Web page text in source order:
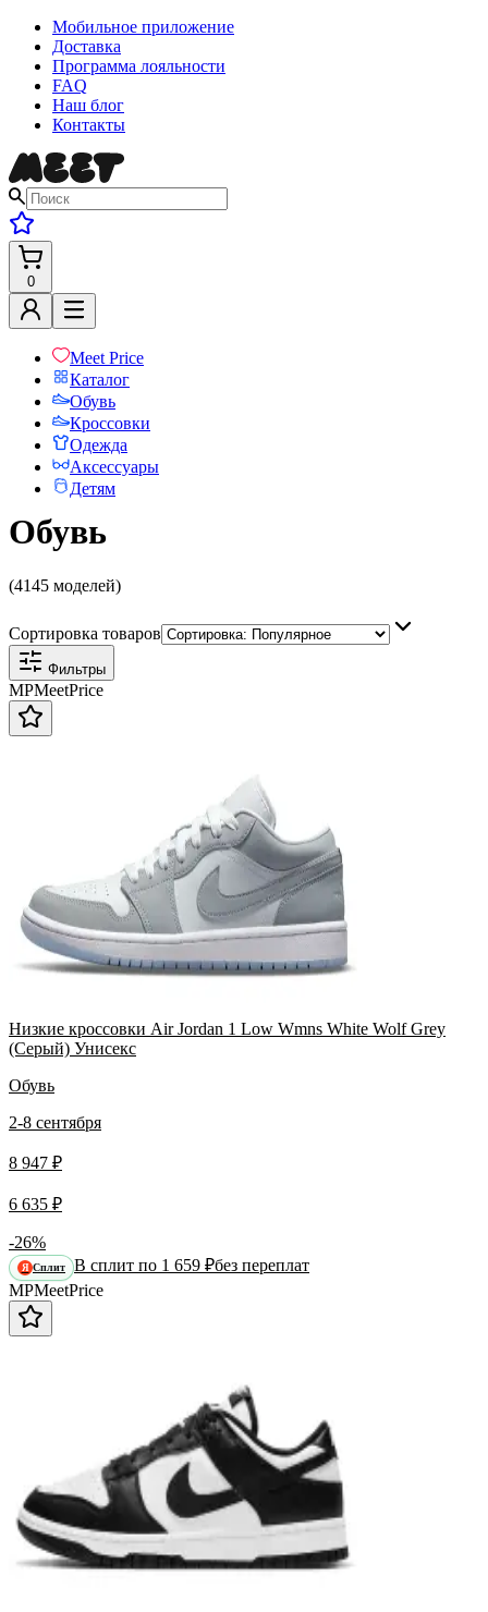
Мобильное приложение
Доставка
Программа лояльности
FAQ
Наш блог
Контакты
0
Meet Price
Каталог
Обувь
Кроссовки
Одежда
Аксессуары
Детям
Обувь
(4145 моделей)
Сортировка товаров
Фильтры
MPMeetPrice
Низкие кроссовки Air Jordan 1 Low Wmns White Wolf Grey
(Серый) Унисекс
Обувь
2-8 сентября
8 947 ₽
6 635 ₽
-26%
Я Сплит В сплит по 1 659 ₽без переплат
MPMeetPrice